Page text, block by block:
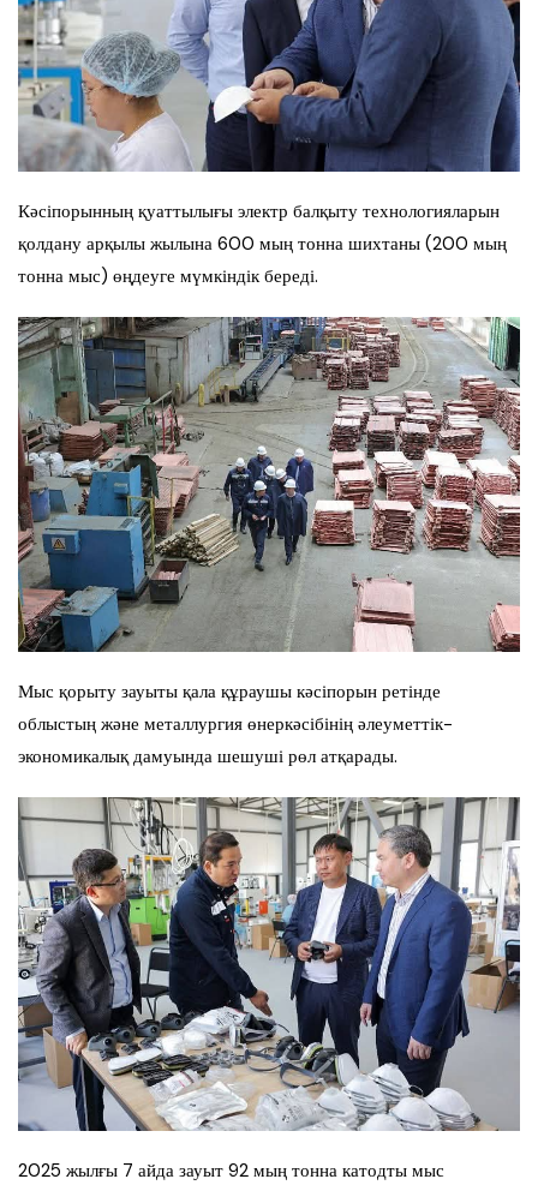
Кәсіпорынның қуаттылығы электр балқыту технологияларын
қолдану арқылы жылына 600 мың тонна шихтаны (200 мың
тонна мыс) өңдеуге мүмкіндік береді.
Мыс қорыту зауыты қала құраушы кәсіпорын ретінде
облыстың және металлургия өнеркәсібінің әлеуметтік-
экономикалық дамуында шешуші рөл атқарады.
2025 жылғы 7 айда зауыт 92 мың тонна катодты мыс